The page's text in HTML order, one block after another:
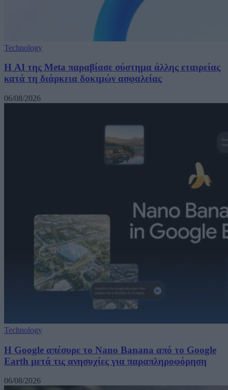
Technology
Η AI της Meta παραβίασε σύστημα άλλης εταιρείας
κατά τη διάρκεια δοκιμών ασφαλείας
06/08/2026
Technology
Η Google απέσυρε το Nano Banana από το Google
Earth μετά τις ανησυχίες για παραπληροφόρηση
06/08/2026